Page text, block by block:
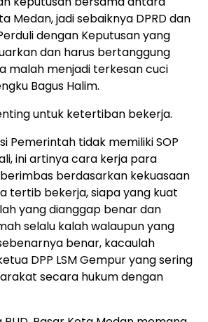
Medan, jadi sebaiknya DPRD dan
dengan Keputusan yang
dan harus bertanggung
malah menjadi terkesan cuci
Bagus Halim.
untuk ketertiban bekerja.
Pemerintah tidak memiliki SOP
ini artinya cara kerja para
berdasarkan kekuasaan
tertib bekerja, siapa yang kuat
yang dianggap benar dan
selalu kalah walaupun yang
benar, kacaulah
DPP LSM Gempur yang sering
secara hukum dengan